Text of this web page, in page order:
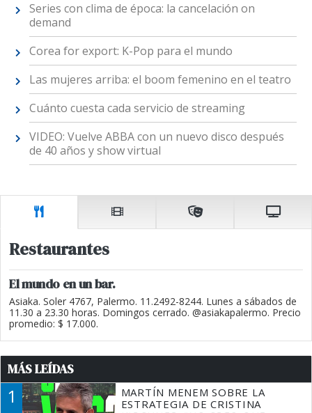
Series con clima de época: la cancelación on
demand
Corea for export: K-Pop para el mundo
Las mujeres arriba: el boom femenino en el teatro
Cuánto cuesta cada servicio de streaming
VIDEO: Vuelve ABBA con un nuevo disco después
de 40 años y show virtual
Restaurantes
El mundo en un bar.
Asiaka. Soler 4767, Palermo. 11.2492-8244. Lunes a sábados de
11.30 a 23.30 horas. Domingos cerrado. @asiakapalermo. Precio
promedio: $ 17.000.
MÁS LEÍDAS
1
MARTÍN MENEM SOBRE LA
ESTRATEGIA DE CRISTINA